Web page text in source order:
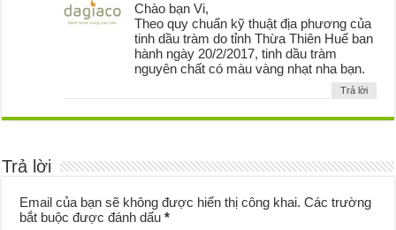
Chào bạn Vi,
Theo quy chuẩn kỹ thuật địa phương của
tinh dầu tràm do tỉnh Thừa Thiên Huế ban
hành ngày 20/2/2017, tinh dầu tràm
nguyên chất có màu vàng nhạt nha bạn.
Trả lời
Trả lời
Email của bạn sẽ không được hiển thị công khai. Các trường
bắt buộc được đánh dấu*